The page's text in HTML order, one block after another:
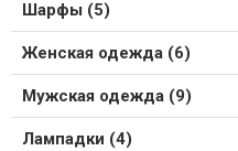
Шарфы (5)
Женская одежда (6)
Мужская одежда (9)
Лампадки (4)